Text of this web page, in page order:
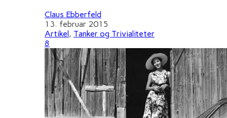
Claus Ebberfeld
13. februar 2015
Artikel, Tanker og Trivialiteter
8